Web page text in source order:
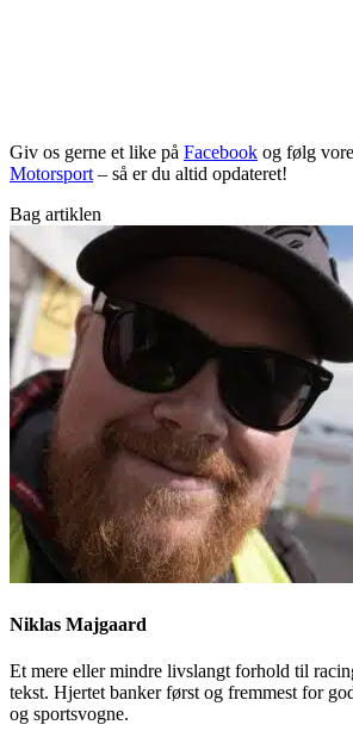
Giv os gerne et like på Facebook og følg
Motorsport– så er du altid opdateret!
Bag artiklen
Niklas Majgaard
Et mere eller mindre livslangt forhold til
tekst. Hjertet banker først og fremmest for
og sportsvogne.